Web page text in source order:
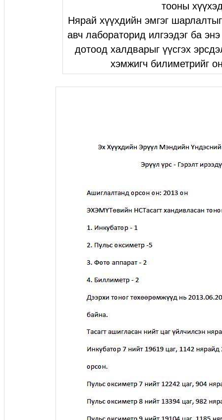
тооны
Нярай хүүхдийн эмгэг
авч лабораторид илгээдэг ба
дотоод халдварыг үүсгэх
хэмжигч билиметрийг